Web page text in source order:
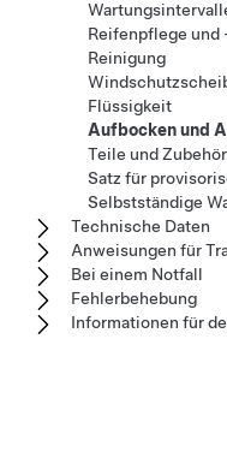
Reifenpflege und
Reinigung
Flüssigkeit
Aufbocken und
Teile und Zubehör
Satz für
Selbstständige
Technische Daten
Anweisungen für
Bei einem Notfall
Fehlerbehebung
Informationen für